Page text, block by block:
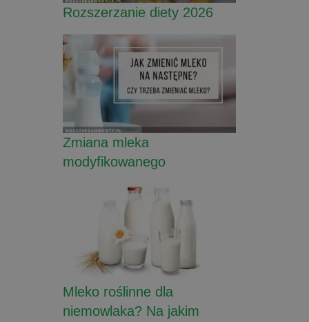
Rozszerzanie diety 2026
Zmiana mleka
modyfikowanego
Mleko roślinne dla
niemowlaka? Na jakim